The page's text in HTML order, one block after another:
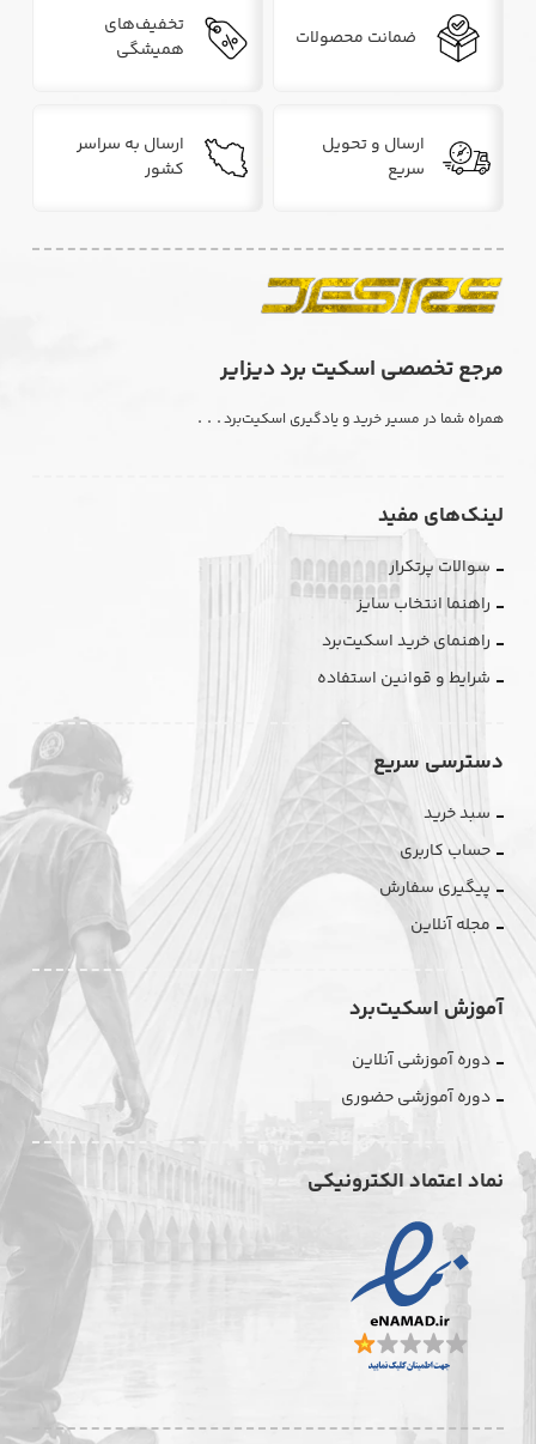
ضمانت محصولات
تخفیف‌های
همیشگی
ارسال و تحویل
سریع
ارسال به سراسر
کشور
مرجع تخصصی اسکیت برد دیزایر
همراه شما در مسیر خرید و یادگیری اسکیت‌برد. . .
لینک‌های مفید
سوالات پرتکرار
راهنما انتخاب سایز
راهنمای خرید اسکیت‌برد
شرایط و قوانین استفاده
دسترسی سریع
سبد خرید
حساب کاربری
پیگیری سفارش
مجله آنلاین
آموزش اسکیت‌برد
دوره آموزشی آنلاین
دوره آموزشی حضوری
نماد اعتماد الکترونیکی